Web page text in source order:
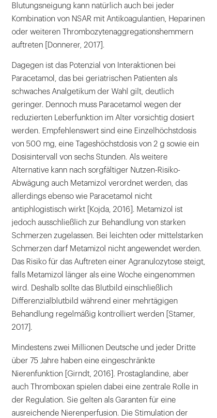
Blutungsneigung kann natürlich auch bei jeder
Kombination von NSAR mit Antikoagulantien, Heparinen
oder weiteren Thrombozytenaggregationshemmern
auftreten [Donnerer, 2017].
Dagegen ist das Potenzial von Interaktionen bei
Paracetamol, das bei geriatrischen Patienten als
schwaches Analgetikum der Wahl gilt, deutlich
geringer. Dennoch muss Paracetamol wegen der
reduzierten Leberfunktion im Alter vorsichtig dosiert
werden. Empfehlenswert sind eine Einzelhöchstdosis
von 500 mg, eine Tageshöchstdosis von 2 g sowie ein
Dosisintervall von sechs Stunden. Als weitere
Alternative kann nach sorgfältiger Nutzen-Risiko-
Abwägung auch Metamizol verordnet werden, das
allerdings ebenso wie Paracetamol nicht
antiphlogistisch wirkt [Kojda, 2016]. Metamizol ist
jedoch ausschließlich zur Behandlung von starken
Schmerzen zugelassen. Bei leichten oder mittelstarken
Schmerzen darf Metamizol nicht angewendet werden.
Das Risiko für das Auftreten einer Agranulozytose steigt,
falls Metamizol länger als eine Woche eingenommen
wird. Deshalb sollte das Blutbild einschließlich
Differenzialblutbild während einer mehrtägigen
Behandlung regelmäßig kontrolliert werden [Stamer,
2017].
Mindestens zwei Millionen Deutsche und jeder Dritte
über 75 Jahre haben eine eingeschränkte
Nierenfunktion [Girndt, 2016]. Prostaglandine, aber
auch Thromboxan spielen dabei eine zentrale Rolle in
der Regulation. Sie gelten als Garanten für eine
ausreichende Nierenperfusion. Die Stimulation der